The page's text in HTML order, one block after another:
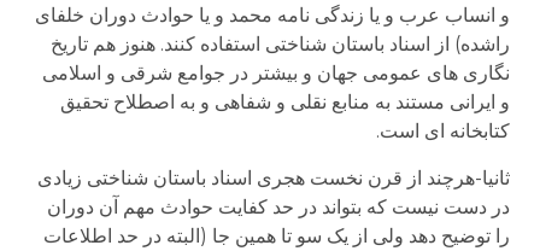
و انساب عرب و یا زندگی نامه محمد و یا حوادث دوران خلفای
راشده) از اسناد باستان شناختی استفاده کنند. هنوز هم تاریخ
نگاری های عمومی جهان و بیشتر در جوامع شرقی و اسلامی
و ایرانی مستند به منابع نقلی و شفاهی و به اصطلاح تحقیق
کتابخانه ای است.
ثانیا-هرچند از قرن نخست هجری اسناد باستان شناختی زیادی
در دست نیست که بتواند در حد کفایت حوادث مهم آن دوران
را توضیح دهد ولی از یک سو تا همین جا (البته در حد اطلاعات